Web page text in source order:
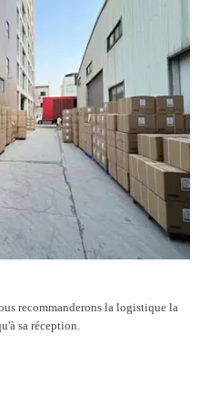
recommanderons la logistique la
sa réception.